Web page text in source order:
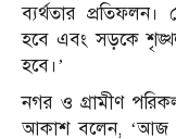
ব্যর্থতার
হবে এবং সড়কে
হবে।’
নগর ও গ্রামীণ
আকাশ বলেন,